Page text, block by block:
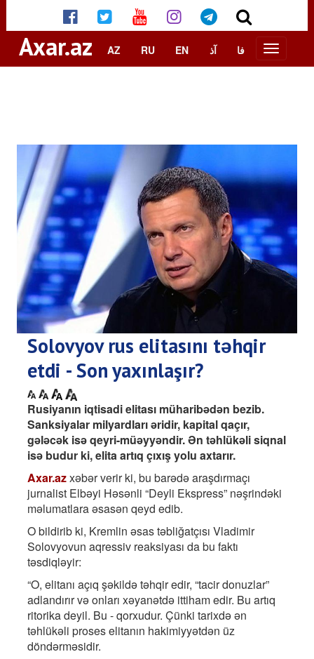
Axar.az AZ RU EN آذ فا
Solovyov rus elitasını təhqir
etdi - Son yaxınlaşır?
Rusiyanın iqtisadi elitası müharibədən bezib.
Sanksiyalar milyardları əridir, kapital qaçır,
gələcək isə qeyri-müəyyəndir. Ən təhlükəli siqnal
isə budur ki, elita artıq çıxış yolu axtarır.
Axar.azxəbər verir ki, bu barədə araşdırmaçı
jurnalist Elbəyi Həsənli “Deyli Ekspress” nəşrindəki
məlumatlara əsasən qeyd edib.
O bildirib ki, Kremlin əsas təbliğatçısı Vladimir
Solovyovun aqressiv reaksiyası da bu faktı
təsdiqləyir:
“O, elitanı açıq şəkildə təhqir edir, “tacir donuzlar”
adlandırır və onları xəyanətdə ittiham edir. Bu artıq
ritorika deyil. Bu - qorxudur. Çünki tarixdə ən
təhlükəli proses elitanın hakimiyyətdən üz
döndərməsidir.